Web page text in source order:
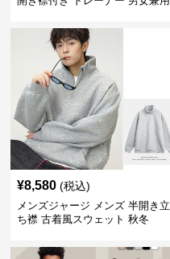
¥8,580 (税込)
メンズジャージ メンズ 半開き立
ち襟 古着風スウェット 秋冬